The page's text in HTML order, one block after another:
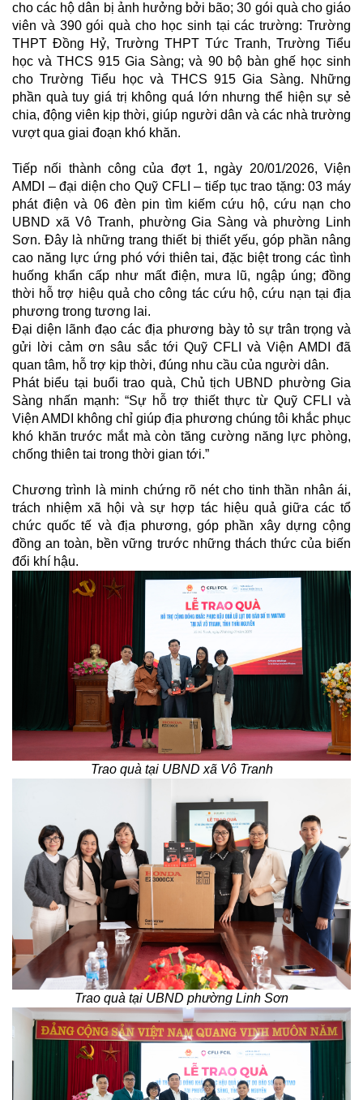
cho các hộ dân bị ảnh hưởng bởi bão; 30 gói quà cho giáo
viên và 390 gói quà cho học sinh tại các trường: Trường
THPT Đồng Hỷ, Trường THPT Tức Tranh, Trường Tiểu
học và THCS 915 Gia Sàng; và 90 bộ bàn ghế học sinh
cho Trường Tiểu học và THCS 915 Gia Sàng. Những
phần quà tuy giá trị không quá lớn nhưng thể hiện sự sẻ
chia, động viên kịp thời, giúp người dân và các nhà trường
vượt qua giai đoạn khó khăn.
Tiếp nối thành công của đợt 1, ngày 20/01/2026,Viện
AMDI – đại diện cho Quỹ CFLI – tiếp tục trao tặng: 03 máy
phát điện và 06 đèn pin tìm kiếm cứu hộ, cứu nạn cho
UBND xã Vô Tranh, phường Gia Sàng và phường Linh
Sơn. Đây là những trang thiết bị thiết yếu, góp phần nâng
cao năng lực ứng phó với thiên tai, đặc biệt trong các tình
huống khẩn cấp như mất điện, mưa lũ, ngập úng; đồng
thời hỗ trợ hiệu quả cho công tác cứu hộ, cứu nạn tại địa
phương trong tương lai.
Đại diện lãnh đạo các địa phương bày tỏ sự trân trọng và
gửi lời cảm ơn sâu sắc tới Quỹ CFLI và Viện AMDI
đã
quan tâm, hỗ trợ kịp thời, đúng nhu cầu của người dân.
Phát biểu tại buổi trao quà, Chủ tịch UBND phường Gia
Sàng nhấn mạnh: “Sự hỗ trợ thiết thực từ Quỹ CFLI và
Viện AMDI không chỉ giúp địa phương chúng tôi khắc phục
khó khăn trước mắt mà còn tăng cường năng lực phòng,
chống thiên tai trong thời gian tới.”
Chương trình là minh chứng rõ nét cho tinh thần nhân ái,
trách nhiệm xã hội và sự hợp tác hiệu quả giữa các tổ
chức quốc tế và địa phương, góp phần xây dựng cộng
đồng an toàn, bền vững trước những thách thức của biến
đổi khí hậu.
Trao quà tại UBND xã Vô Tranh
Trao quà tại UBND phường Linh Sơn